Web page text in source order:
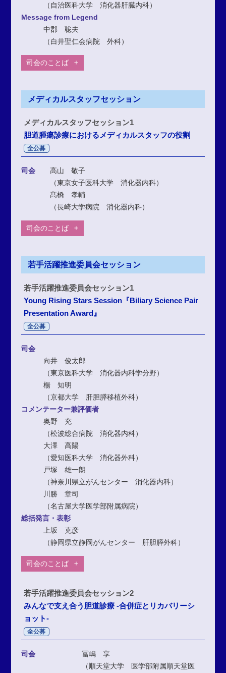
（自治医科大学 消化器肝臓内科）
Message from Legend
中郡 聡夫
（白井聖仁会病院 外科）
司会のことば
メディカルスタッフセッション
メディカルスタッフセッション1
胆道腫瘍診療におけるメディカルスタッフの役割
全公募
司会
高山 敬子
（東京女子医科大学 消化器内科）
髙橋 孝輔
（長崎大学病院 消化器内科）
司会のことば
若手活躍推進委員会セッション
若手活躍推進委員会セッション1
Young Rising Stars Session『Biliary Science Pair
Presentation Award』
全公募
司会
向井 俊太郎
（東京医科大学 消化器内科学分野）
楊 知明
（京都大学 肝胆膵移植外科）
コメンテーター兼評価者
奥野 充
（松波総合病院 消化器内科）
大澤 高陽
（愛知医科大学 消化器外科）
戸塚 雄一朗
（神奈川県立がんセンター 消化器内科）
川勝 章司
（名古屋大学医学部附属病院）
総括発言・表彰
上坂 克彦
（静岡県立静岡がんセンター 肝胆膵外科）
司会のことば
若手活躍推進委員会セッション2
みんなで支え合う胆道診療 -合併症とリカバリーシ
ョット-
全公募
司会
冨嶋 享
（順天堂大学 医学部附属順天堂医